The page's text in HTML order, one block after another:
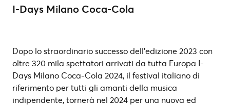
I-Days Milano Coca-Cola
Dopo lo straordinario successo dell’edizione 2023 con
oltre 320 mila spettatori arrivati da tutta Europa I-
Days Milano Coca-Cola 2024, il festival italiano di
riferimento per tutti gli amanti della musica
indipendente, tornerà nel 2024 per una nuova ed